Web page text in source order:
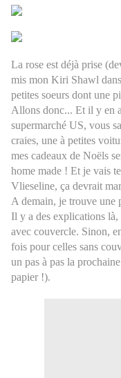
La rose est déjà prise
mis mon Kiri Shawl
petites soeurs dont une
Allons donc... Et il y en
supermarché US, vous
craies, une à petites
mes cadeaux de Noëls
home made ! Et je vais
Vlieseline, ça devrait
A demain, je trouve une
Il y a des explications là,
avec couvercle. Sinon,
fois pour celles sans
un pas à pas la
papier !).